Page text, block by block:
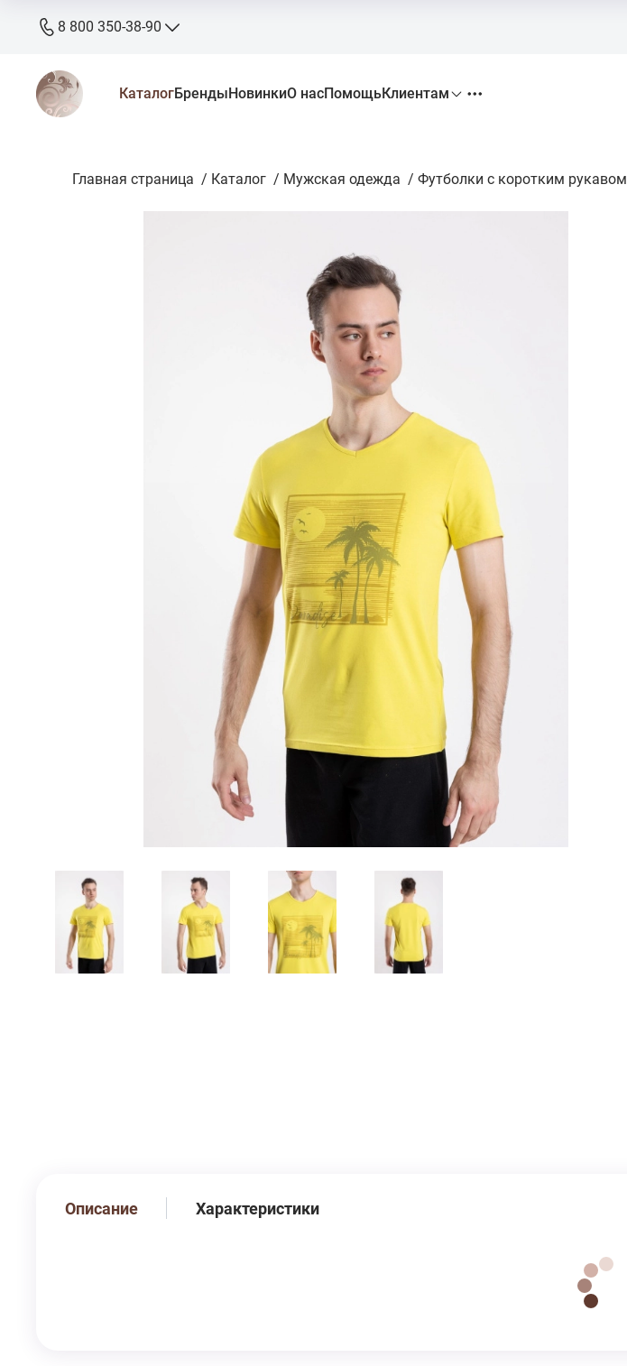
8 800 350-38-90
бесплатно
zakaz@stkaluga.ru
КаталогБрендыНовинкиО насПомощьКлиентам
Главная страница / Каталог / Мужская одежда / Футболки с коротким рукавом
Описание Характеристики